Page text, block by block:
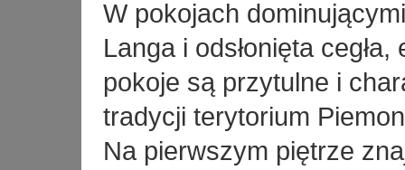
W pokojach
Langa i odsłonięta
pokoje są przytulne i
tradycji terytorium
Na pierwszym piętrze